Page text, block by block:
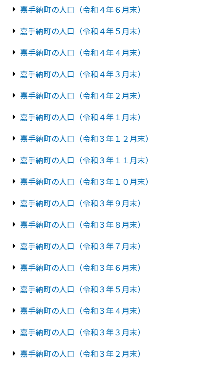
嘉手納町の人口（令和４年６月末）
嘉手納町の人口（令和４年５月末）
嘉手納町の人口（令和４年４月末）
嘉手納町の人口（令和４年３月末）
嘉手納町の人口（令和４年２月末）
嘉手納町の人口（令和４年１月末）
嘉手納町の人口（令和３年１２月末）
嘉手納町の人口（令和３年１１月末）
嘉手納町の人口（令和３年１０月末）
嘉手納町の人口（令和３年９月末）
嘉手納町の人口（令和３年８月末）
嘉手納町の人口（令和３年７月末）
嘉手納町の人口（令和３年６月末）
嘉手納町の人口（令和３年５月末）
嘉手納町の人口（令和３年４月末）
嘉手納町の人口（令和３年３月末）
嘉手納町の人口（令和３年２月末）